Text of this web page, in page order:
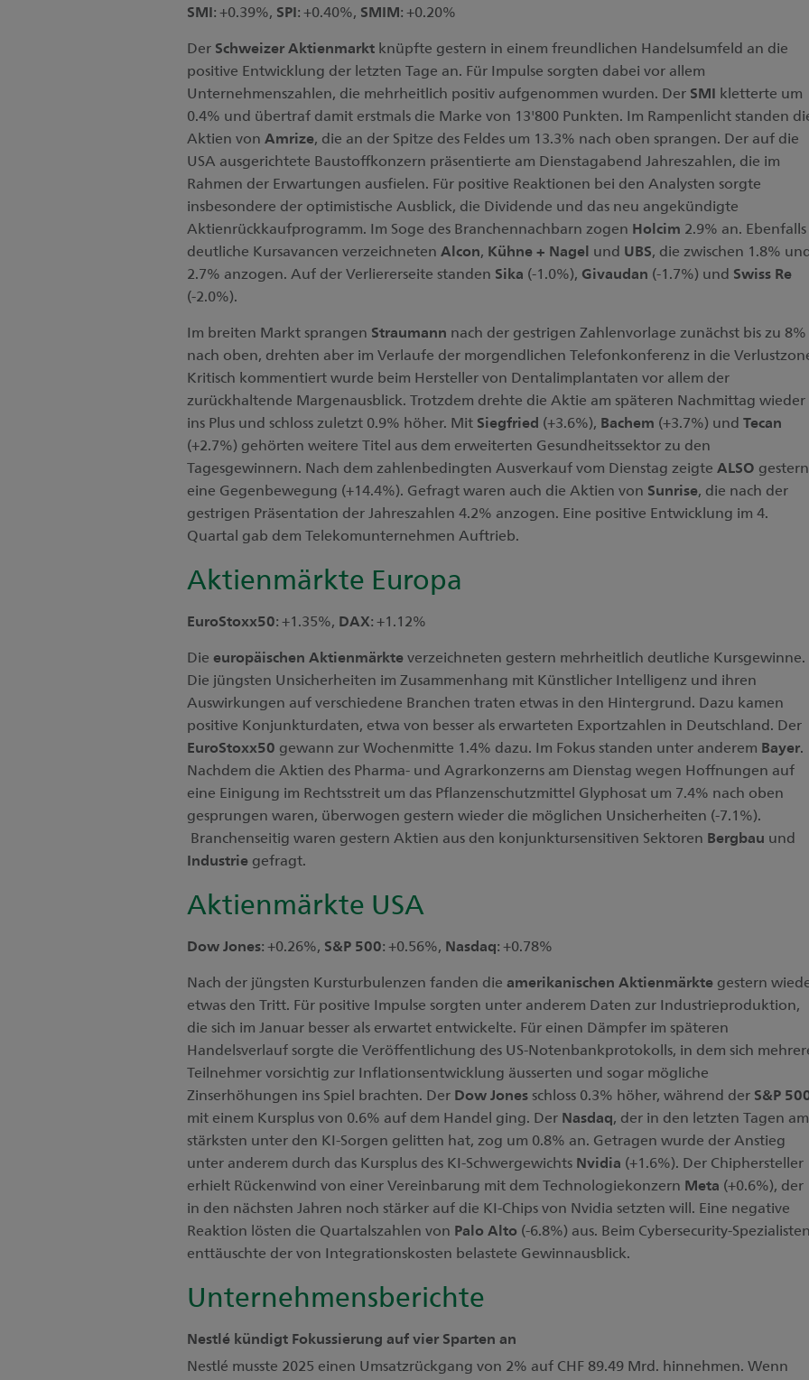
SMI: +0.39%, SPI: +0.40%, SMIM: +0.20%
Der Schweizer Aktienmarkt knüpfte gestern in einem freundlichen Handelsumfeld an die
positive Entwicklung der letzten Tage an. Für Impulse sorgten dabei vor allem
Unternehmenszahlen, die mehrheitlich positiv aufgenommen wurden. Der SMI kletterte um
0.4% und übertraf damit erstmals die Marke von 13'800 Punkten. Im Rampenlicht standen
Aktien von Amrize, die an der Spitze des Feldes um 13.3% nach oben sprangen. Der auf die
USA ausgerichtete Baustoffkonzern präsentierte am Dienstagabend Jahreszahlen, die im
Rahmen der Erwartungen ausfielen. Für positive Reaktionen bei den Analysten sorgte
insbesondere der optimistische Ausblick, die Dividende und das neu angekündigte
Aktienrückkaufprogramm. Im Soge des Branchennachbarn zogen Holcim 2.9% an. Ebenfalls
deutliche Kursavancen verzeichneten Alcon, Kühne + Nagel und UBS, die zwischen 1.8%
2.7% anzogen. Auf der Verliererseite standen Sika (-1.0%), Givaudan (-1.7%) und Swiss Re
(-2.0%).
Im breiten Markt sprangen Straumann nach der gestrigen Zahlenvorlage zunächst bis zu 8%
nach oben, drehten aber im Verlaufe der morgendlichen Telefonkonferenz in die
Kritisch kommentiert wurde beim Hersteller von Dentalimplantaten vor allem der
zurückhaltende Margenausblick. Trotzdem drehte die Aktie am späteren Nachmittag wieder
ins Plus und schloss zuletzt 0.9% höher. Mit Siegfried (+3.6%), Bachem (+3.7%) und Tecan
(+2.7%) gehörten weitere Titel aus dem erweiterten Gesundheitssektor zu den
Tagesgewinnern. Nach dem zahlenbedingten Ausverkauf vom Dienstag zeigte ALSO gestern
eine Gegenbewegung (+14.4%). Gefragt waren auch die Aktien von Sunrise, die nach der
gestrigen Präsentation der Jahreszahlen 4.2% anzogen. Eine positive Entwicklung im 4.
Quartal gab dem Telekomunternehmen Auftrieb.
Aktienmärkte Europa
EuroStoxx50: +1.35%, DAX: +1.12%
Die europäischen Aktienmärkteverzeichneten gestern mehrheitlich deutliche Kursgewinne.
Die jüngsten Unsicherheiten im Zusammenhang mit Künstlicher Intelligenz und ihren
Auswirkungen auf verschiedene Branchen traten etwas in den Hintergrund. Dazu kamen
positive Konjunkturdaten, etwa von besser als erwarteten Exportzahlen in Deutschland. Der
EuroStoxx50 gewann zur Wochenmitte 1.4% dazu. Im Fokus standen unter anderem Bayer.
Nachdem die Aktien des Pharma- und Agrarkonzerns am Dienstag wegen Hoffnungen auf
eine Einigung im Rechtsstreit um das Pflanzenschutzmittel Glyphosat um 7.4% nach oben
gesprungen waren, überwogen gestern wieder die möglichen Unsicherheiten (-7.1%).
Branchenseitig waren gestern Aktien aus den konjunktursensitiven Sektoren Bergbau und
Industrie gefragt.
Aktienmärkte USA
Dow Jones: +0.26%, S&P 500: +0.56%, Nasdaq: +0.78%
Nach der jüngsten Kursturbulenzen fanden die amerikanischen Aktienmärkte gestern
etwas den Tritt. Für positive Impulse sorgten unter anderem Daten zur Industrieproduktion,
die sich im Januar besser als erwartet entwickelte. Für einen Dämpfer im späteren
Handelsverlauf sorgte die Veröffentlichung des US-Notenbankprotokolls, in dem sich
Teilnehmer vorsichtig zur Inflationsentwicklung äusserten und sogar mögliche
Zinserhöhungen ins Spiel brachten. Der Dow Jonesschloss 0.3% höher, während der S&P
mit einem Kursplus von 0.6% auf dem Handel ging. Der Nasdaq, der in den letzten Tagen am
stärksten unter den KI-Sorgen gelitten hat, zog um 0.8% an. Getragen wurde der Anstieg
unter anderem durch das Kursplus des KI-Schwergewichts Nvidia (+1.6%). Der Chiphersteller
erhielt Rückenwind von einer Vereinbarung mit dem Technologiekonzern Meta (+0.6%), der
in den nächsten Jahren noch stärker auf die KI-Chips von Nvidia setzten will. Eine negative
Reaktion lösten die Quartalszahlen von Palo Alto (-6.8%) aus. Beim Cybersecurity-
enttäuschte der von Integrationskosten belastete Gewinnausblick.
Unternehmensberichte
Nestlé kündigt Fokussierung auf vier Sparten an
Nestlé musste 2025 einen Umsatzrückgang von 2% auf CHF 89.49 Mrd. hinnehmen. Wenn